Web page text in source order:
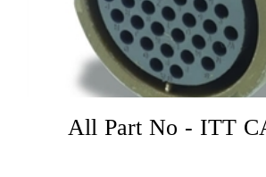
All Part No - ITT